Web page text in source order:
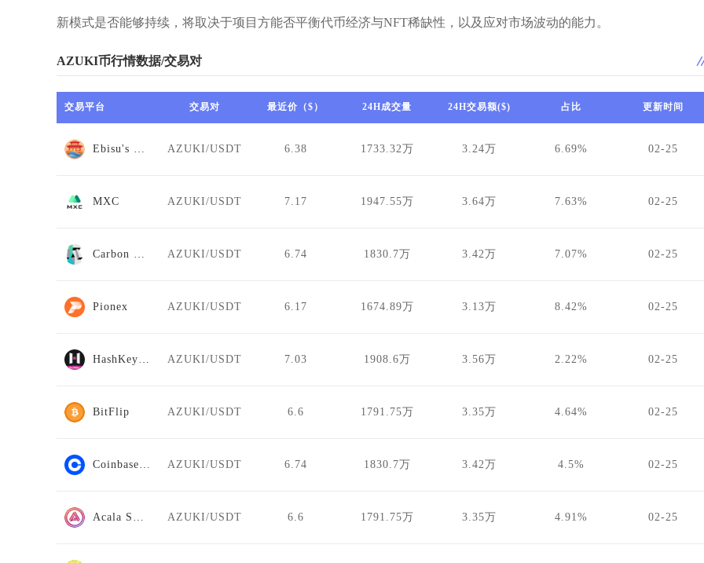
新模式是否能够持续，将取决于项目方能否平衡代币经济与NFT稀缺性，以及应对市场波动的能力。
AZUKI币行情数据/交易对
交易平台 交易对 最近价（$） 24H成交量 24H交易额($) 占比 更新时间
Ebisu's Bay AZUKI/USDT 6.38 1733.32万 3.24万 6.69% 02-25
MXC AZUKI/USDT 7.17 1947.55万 3.64万 7.63% 02-25
Carbon DeFi AZUKI/USDT 6.74 1830.7万 3.42万 7.07% 02-25
Pionex AZUKI/USDT 6.17 1674.89万 3.13万 8.42% 02-25
HashKey Global AZUKI/USDT 7.03 1908.6万 3.56万 2.22% 02-25
BitFlip AZUKI/USDT 6.6 1791.75万 3.35万 4.64% 02-25
Coinbase Pro AZUKI/USDT 6.74 1830.7万 3.42万 4.5% 02-25
Acala Swap AZUKI/USDT 6.6 1791.75万 3.35万 4.91% 02-25